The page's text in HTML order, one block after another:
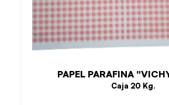
PAPEL PARAFINA
Caja 20 Kg.